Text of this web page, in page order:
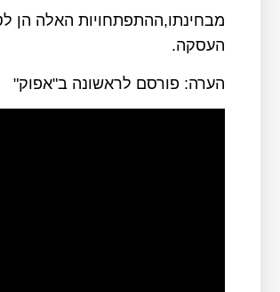
מבחינתו,ההתפתחויות האלה הן
העסקה.
הערה: פורסם לראשונה ב"אפוק"